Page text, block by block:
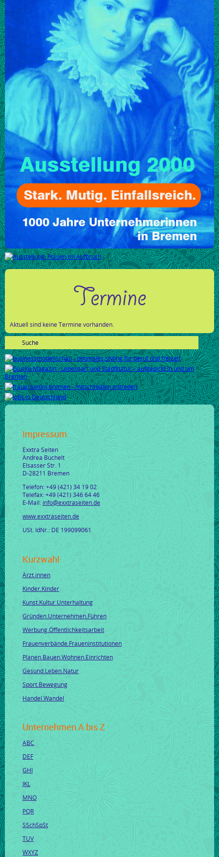
Termine
Aktuell sind keine Termine vorhanden.
Impressum
Exxtra Seiten
Andrea Buchelt
Elsasser Str. 1
D-28211 Bremen
Telefon: +49 (421) 34 19 02
Telefax: +49 (421) 346 64 46
E-Mail:info@exxtraseiten.de
www.exxtraseiten.de
USt. IdNr.: DE 199099061
Kurzwahl
Ärzt.innen
Kinder.Kinder
Kunst.Kultur.Unterhaltung
Gründen.Unternehmen.Führen
Werbung.Öffentlichkeitsarbeit
Frauenverbände.Fraueninstitutionen
Planen.Bauen.Wohnen.Einrichten
Gesund.Leben.Natur
Sport.Bewegung
Handel.Wandel
Unternehmen A bis Z
ABC
DEF
GHI
JKL
MNO
PQR
SSchSpSt
TUV
WXYZ